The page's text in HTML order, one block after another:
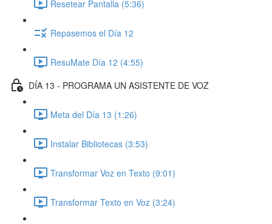
Resetear Pantalla (5:36)
Repasemos el Día 12
ResuMate Día 12 (4:55)
DÍA 13 - PROGRAMA UN ASISTENTE DE VOZ
Meta del Día 13 (1:26)
Instalar Bibliotecas (3:53)
Transformar Voz en Texto (9:01)
Transformar Texto en Voz (3:24)